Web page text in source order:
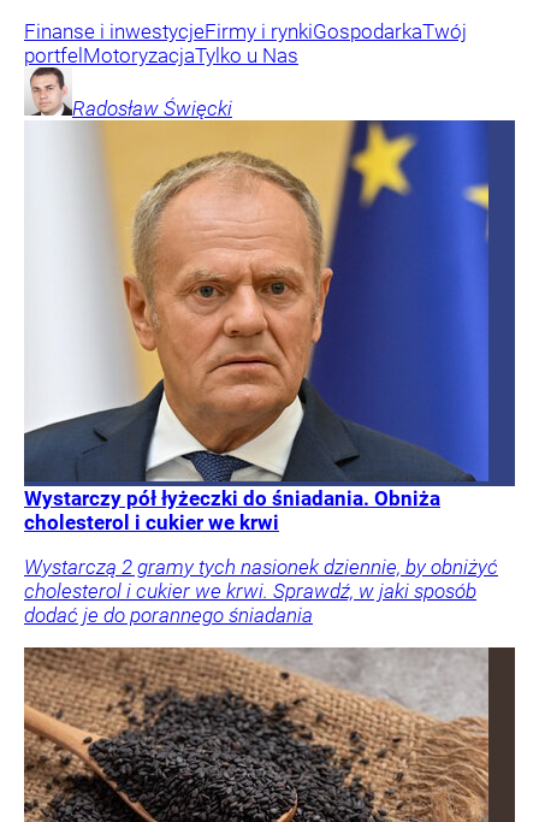
Finanse i inwestycjeFirmy i rynkiGospodarkaTwój
portfelMotoryzacjaTylko u Nas
Radosław Święcki
Wystarczy pół łyżeczki do śniadania. Obniża
cholesterol i cukier we krwi
Wystarczą 2 gramy tych nasionek dziennie, by obniżyć
cholesterol i cukier we krwi. Sprawdź, w jaki sposób
dodać je do porannego śniadania